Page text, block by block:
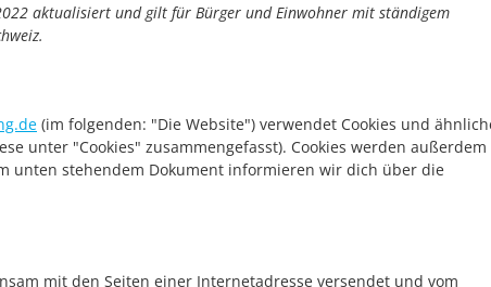
aktualisiert und gilt für Bürger und Einwohner mit ständigem
(im folgenden: "Die Website") verwendet Cookies und
unter "Cookies" zusammengefasst). Cookies werden außerdem
unten stehendem Dokument informieren wir dich über die
mit den Seiten einer Internetadresse versendet und vom